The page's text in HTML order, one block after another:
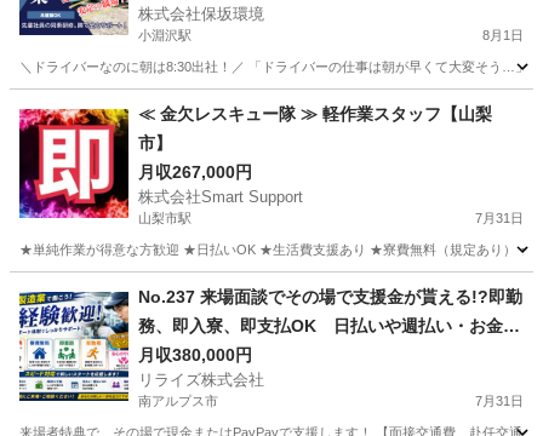
株式会社保坂環境
小淵沢駅 8月1日
＼ドライバーなのに朝は8:30出社！／ 「ドライバーの仕事は朝が早くて大変そう…」
小淵沢駅
≪ 金欠レスキュー隊 ≫ 軽作業スタッフ【山梨
市】
月収267,000円
株式会社Smart Support
山梨市駅 7月31日
★単純作業が得意な方歓迎 ★日払いOK ★生活費支援あり ★寮費無料（規定あり） ★
その他 単純作業
No.237 来場面談でその場で支援金が貰える!?即勤
務、即入寮、即支払OK 日払いや週払い・お金住
む場所に困ってる方必見の案件です！簡単な電子
部品の製造・加工のお仕事♪
月収380,000円
リライズ株式会社
南アルプス市 7月31日
来場者特典で、その場で現金またはPayPayで支援します！ 【面接交通費、赴任交通